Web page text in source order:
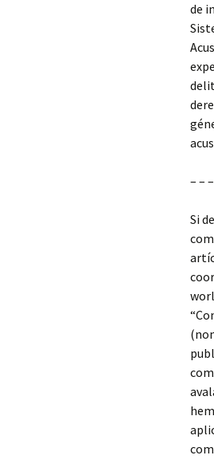
de
– –
Si